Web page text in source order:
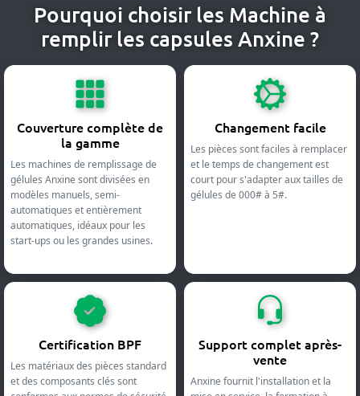
Pourquoi choisir les Machine à
remplir les capsules Anxine ?
Couverture complète de
la gamme
Les machines de remplissage de
gélules Anxine sont divisées en
modèles manuels, semi-
automatiques et entièrement
automatiques, idéaux pour les
start-ups ou les grandes usines.
Changement facile
Les pièces sont faciles à remplacer
et le temps de changement est
court pour s'adapter aux tailles de
gélules de 000# à 5#.
Certification BPF
Les matériaux des pièces standard
et des composants clés sont
Support complet après-
vente
Anxine fournit l'installation et la